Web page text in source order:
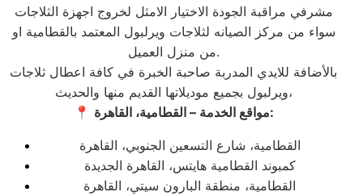
مشرفي مراقبة الجودة الاختيار الامثل لخروج اجهزة الثلاجات
سواء من مركز الصيانه لثلاجات ويرلبول المعتمد بالقطامية او
من منزل العميل.
بالأضافة للايدي المدربة صاحبة الخبرة في كافة اعطال ثلاجات
ويرلبول بجميع موديلاتها القديم منها والحديث،
📍
مواقع الخدمة – القطامية، القاهرة:
القطامية، شارع التسعين الجنوبي، القاهرة
كمبوند القطامية هايتس، القاهرة الجديدة
القطامية، منطقة البارون سيتي، القاهرة